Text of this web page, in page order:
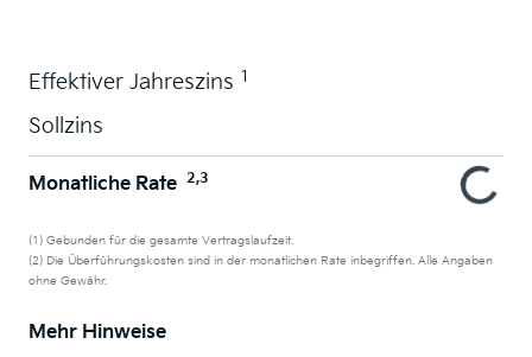
Effektiver Jahreszins 1
Sollzins
Monatliche Rate 2,3
(1) Gebunden für die gesamte Vertragslaufzeit.
(2) Die Überführungskosten sind in der monatlichen Rate inbegriffen. Alle Angaben
ohne Gewähr.
Mehr Hinweise